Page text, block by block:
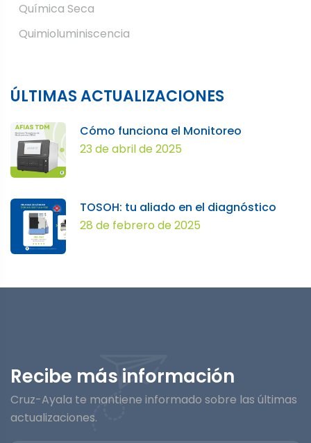
Química Seca
Quimioluminiscencia
ÚLTIMAS ACTUALIZACIONES
Cómo funciona el Monitoreo
23 de abril de 2025
TOSOH: tu aliado en el diagnóstico
28 de febrero de 2025
Recibe más información
Cruz-Ayala te mantiene informado sobre las últimas
actualizaciones.